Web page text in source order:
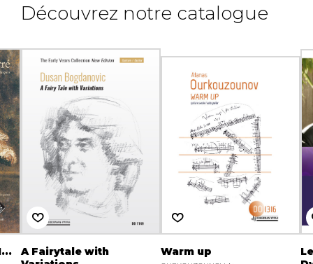
Découvrez notre catalogue
A Fairytale with
Warm up